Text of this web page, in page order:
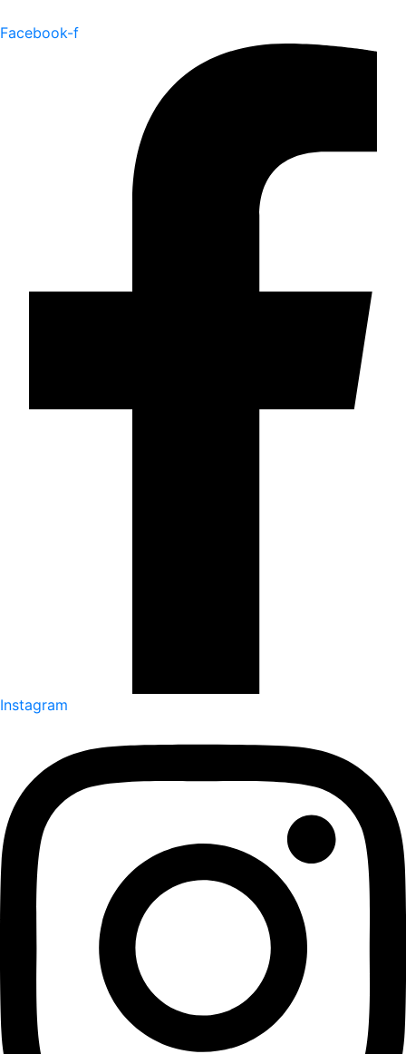
Facebook-f
Instagram